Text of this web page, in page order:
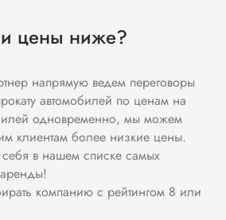
цены ниже?
напрямую ведем переговоры
автомобилей по ценам на
одновременно, мы можем
клиентам более низкие цены.
в нашем списке самых
компанию с рейтингом 8 или